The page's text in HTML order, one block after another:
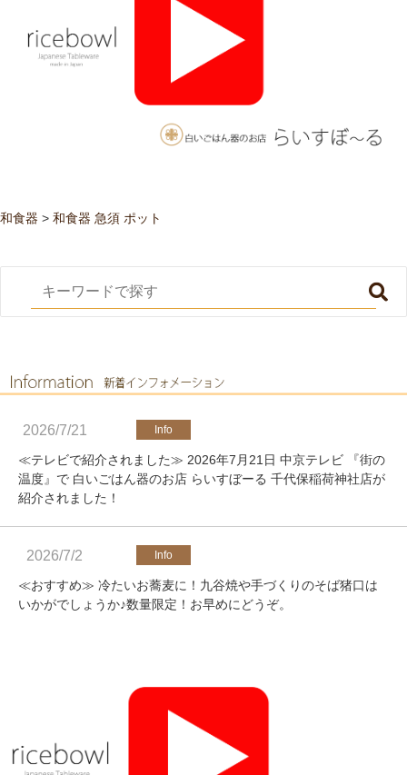
和食器 > 和食器 急須 ポット
2026/7/21
≪テレビで紹介されました≫ 2026年7月21日 中京テレビ 『街の
温度』で 白いごはん器のお店 らいすぼーる 千代保稲荷神社店が
紹介されました！
2026/7/2
≪おすすめ≫ 冷たいお蕎麦に！九谷焼や手づくりのそば猪口は
いかがでしょうか♪数量限定！お早めにどうぞ。
≪軽井沢店営業のお知らせ≫ いつもご覧いただきありがとうご
ざいます。軽井沢店2026年オープンしました！新商品をたくさ
んご用意しております。みなさまのご来店をお待ちしております
♪